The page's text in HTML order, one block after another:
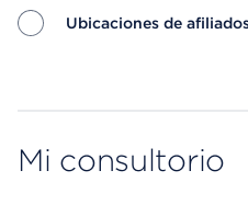
Ubicaciones de
Mi consultorio